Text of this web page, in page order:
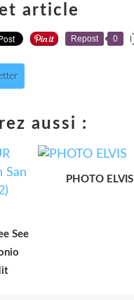
article
Repost 0
aussi :
See
PHOTO ELVIS